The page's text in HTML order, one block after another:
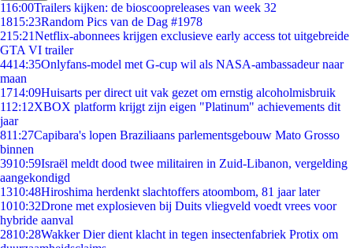
116:00Trailers kijken: de bioscoopreleases van week 32
1815:23Random Pics van de Dag #1978
215:21Netflix-abonnees krijgen exclusieve early access tot uitgebreide
GTA VI trailer
4414:35Onlyfans-model met G-cup wil als NASA-ambassadeur naar
maan
1714:09Huisarts per direct uit vak gezet om ernstig alcoholmisbruik
112:12XBOX platform krijgt zijn eigen "Platinum" achievements dit
jaar
811:27Capibara's lopen Braziliaans parlementsgebouw Mato Grosso
binnen
3910:59Israël meldt dood twee militairen in Zuid-Libanon, vergelding
aangekondigd
1310:48Hiroshima herdenkt slachtoffers atoombom, 81 jaar later
1010:32Drone met explosieven bij Duits vliegveld voedt vrees voor
hybride aanval
2810:28Wakker Dier dient klacht in tegen insectenfabriek Protix om